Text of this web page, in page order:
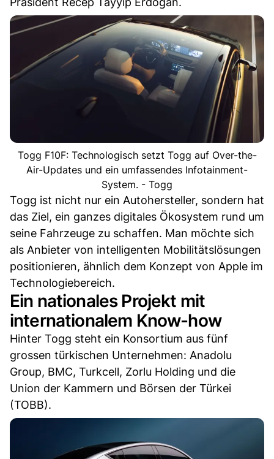
Togg F10F: Technologisch setzt Togg auf Over-the-
Air-Updates und ein umfassendes Infotainment-
System. - Togg
Togg ist nicht nur ein Autohersteller, sondern hat
das Ziel, ein ganzes digitales Ökosystem rund um
seine Fahrzeuge zu schaffen. Man möchte sich
als Anbieter von intelligenten Mobilitätslösungen
positionieren, ähnlich dem Konzept von Apple im
Technologiebereich.
Ein nationales Projekt mit
internationalem Know-how
Hinter Togg steht ein Konsortium aus fünf
grossen türkischen Unternehmen: Anadolu
Group, BMC, Turkcell, Zorlu Holding und die
Union der Kammern und Börsen der Türkei
(TOBB).